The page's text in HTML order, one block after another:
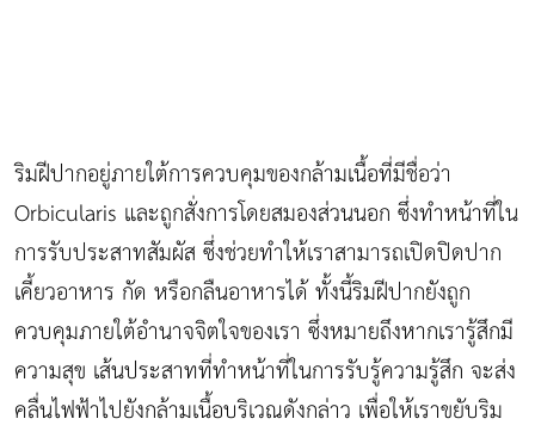
ริมฝีปากอยู่ภายใต้การควบคุมของกล้ามเนื้อที่มีชื่อว่า
Orbicularis และถูกสั่งการโดยสมองส่วนนอก ซึ่งทำหน้าที่ใน
การรับประสาทสัมผัส ซึ่งช่วยทำให้เราสามารถเปิดปิดปาก
เคี้ยวอาหาร กัด หรือกลืนอาหารได้ ทั้งนี้ริมฝีปากยังถูก
ควบคุมภายใต้อำนาจจิตใจของเรา ซึ่งหมายถึงหากเรารู้สึกมี
ความสุข เส้นประสาทที่ทำหน้าที่ในการรับรู้ความรู้สึก จะส่ง
คลื่นไฟฟ้าไปยังกล้ามเนื้อบริเวณดังกล่าว เพื่อให้เราขยับริม